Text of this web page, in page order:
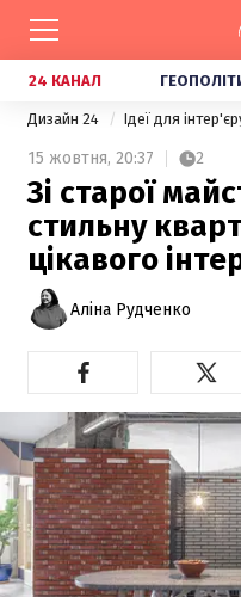
24 КАНАЛ
Дизайн 24 Ідеї для
15 жовтня, 20:37 2
Зі старої
стильну
цікавого
Аліна Рудченко